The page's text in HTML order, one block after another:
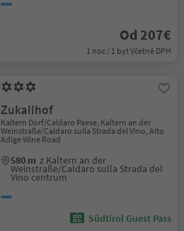
Od 207€
1 noc / 1 byt Včetně DPH
Zukallhof
Kaltern Dorf/Caldaro Paese, Kaltern an der
Weinstraße/Caldaro sulla Strada del Vino, Alto
Adige Wine Road
580 m z Kaltern an der
Weinstraße/Caldaro sulla Strada del
Vino centrum
Südtirol Guest Pass